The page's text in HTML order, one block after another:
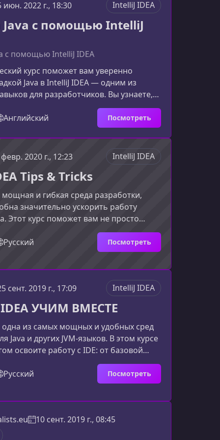
как использовать её
июн. 2022 г., 18:30 IntelliJ IDEA
Java с помощью IntelliJ
с помощью IntelliJ IDEA
курс поможет вам уверенно
Java в IntelliJ IDEA — одним из
для разработчиков. Вы узнаете,
ошибки, понимать поток
и эффективно анализировать
Java‑приложений.Что вы изучите в этом
на реальной работе с IntelliJ
отладку на примерах,
к практике. Обучение
Английский Посмотреть
2020 г., 12:23 IntelliJ IDEA
Tips & Tricks
и гибкая среда разработки,
значительно ускорить работу
Этот курс поможет вам не просто
возможности IDE, но и научиться
скрытые функции, горячие клавиши и
инструменты, которые делают
IntelliJ IDEA Tips & TricksЭтот курс будет
любого уровня — от
Русский Посмотреть
сент. 2019 г., 17:09 IntelliJ IDEA
IDEA УЧИМ ВМЕСТЕ
одна из самых мощных и удобных сред
Java и других JVM‑языков. В этом курсе
освоите работу с IDE: от базовой
профессиональных инструментов,
разработку и делают её
продуктивной.Что вы изучите в ходе
опытный разработчик — углубить
для себя новые возможности IntelliJ
Русский Посмотреть
10 сент. 2019 г., 08:45